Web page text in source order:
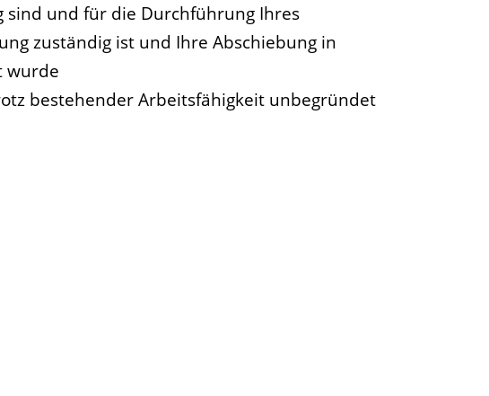
und für die Durchführung Ihres
zuständig ist und Ihre Abschiebung in
wurde
bestehender Arbeitsfähigkeit unbegründet